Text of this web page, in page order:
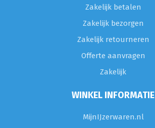
Zakelijk betalen
Zakelijk bezorgen
Zakelijk retourneren
Offerte aanvragen
Zakelijk
WINKEL INFORMATIE
MijnIJzerwaren.nl